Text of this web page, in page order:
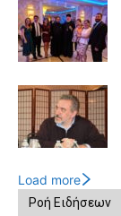
Load more
Ροή Ειδήσεων